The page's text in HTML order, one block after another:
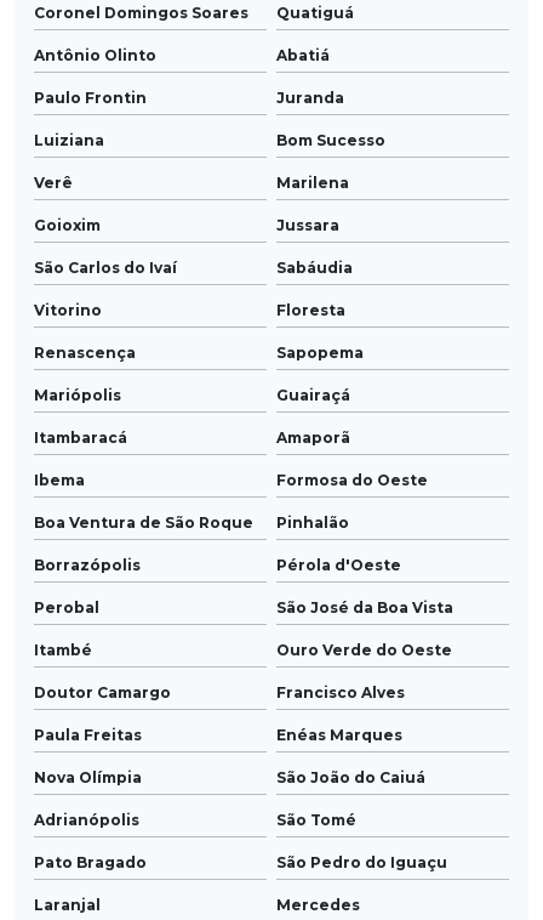
Coronel Domingos Soares Quatiguá
Antônio Olinto Abatiá
Paulo Frontin Juranda
Luiziana Bom Sucesso
Verê Marilena
Goioxim Jussara
São Carlos do Ivaí Sabáudia
Vitorino Floresta
Renascença Sapopema
Mariópolis Guairaçá
Itambaracá Amaporã
Ibema Formosa do Oeste
Boa Ventura de São Roque Pinhalão
Borrazópolis Pérola d'Oeste
Perobal São José da Boa Vista
Itambé Ouro Verde do Oeste
Doutor Camargo Francisco Alves
Paula Freitas Enéas Marques
Nova Olímpia São João do Caiuá
Adrianópolis São Tomé
Pato Bragado São Pedro do Iguaçu
Laranjal Mercedes